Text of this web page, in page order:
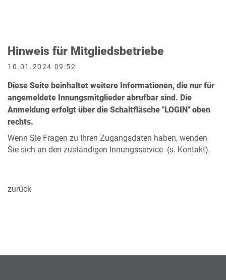
Hinweis für Mitgliedsbetriebe
10.01.2024 09:52
Diese Seite beinhaltet weitere Informationen, die nur für
angemeldete Innungsmitglieder abrufbar sind. Die
Anmeldung erfolgt über die Schaltfläsche "LOGIN" oben
rechts.
Wenn Sie Fragen zu Ihren Zugangsdaten haben, wenden
Sie sich an den zuständigen Innungsservice (s. Kontakt).
zurück